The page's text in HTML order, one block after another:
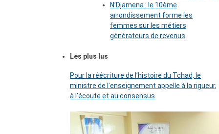
N’Djamena : le 10ème
arrondissement forme les
femmes sur les métiers
générateurs de revenus
Les plus lus
Pour la réécriture de l’histoire du Tchad, le
ministre de l’enseignement appelle à la rigueur,
à l’écoute et au consensus